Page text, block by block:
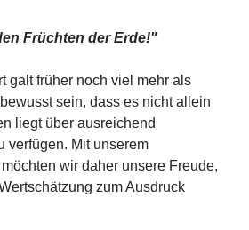
Früchten der Erde!"
galt früher noch viel mehr als
sein, dass es nicht allein
liegt über ausreichend
verfügen. Mit unserem
wir daher unsere Freude,
zum Ausdruck